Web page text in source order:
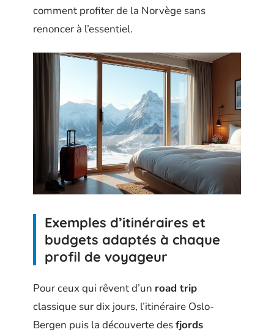
comment profiter de la Norvège sans
renoncer à l’essentiel.
Exemples d’itinéraires et
budgets adaptés à chaque
profil de voyageur
Pour ceux qui rêvent d’un road trip
classique sur dix jours, l’itinéraire Oslo-
Bergen puis la découverte desfjords